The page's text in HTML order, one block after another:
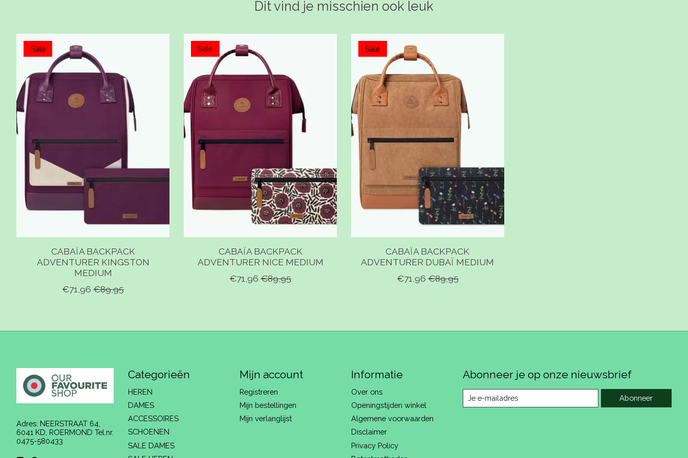
Dit vind je misschien ook leuk
Items van productcarrousel
Sale
CABAÏA BACKPACK
ADVENTURER KINGSTON
MEDIUM
€71,96 €89,95
Sale
CABAÏA BACKPACK
ADVENTURER NICE MEDIUM
€71,96 €89,95
Sale
CABAÏA BACKPACK
ADVENTURER DUBAÏ MEDIUM
€71,96 €89,95
Adres: NEERSTRAAT 64,
6041 KD, ROERMOND Tel.nr.
0475-580433
Categorieën
HEREN
DAMES
ACCESSOIRES
SCHOENEN
SALE DAMES
Mijn account
Registreren
Mijn bestellingen
Mijn verlanglijst
Informatie
Over ons
Openingstijden winkel
Algemene voorwaarden
Disclaimer
Privacy Policy
Abonneer je op onze nieuwsbrief
Abonneer